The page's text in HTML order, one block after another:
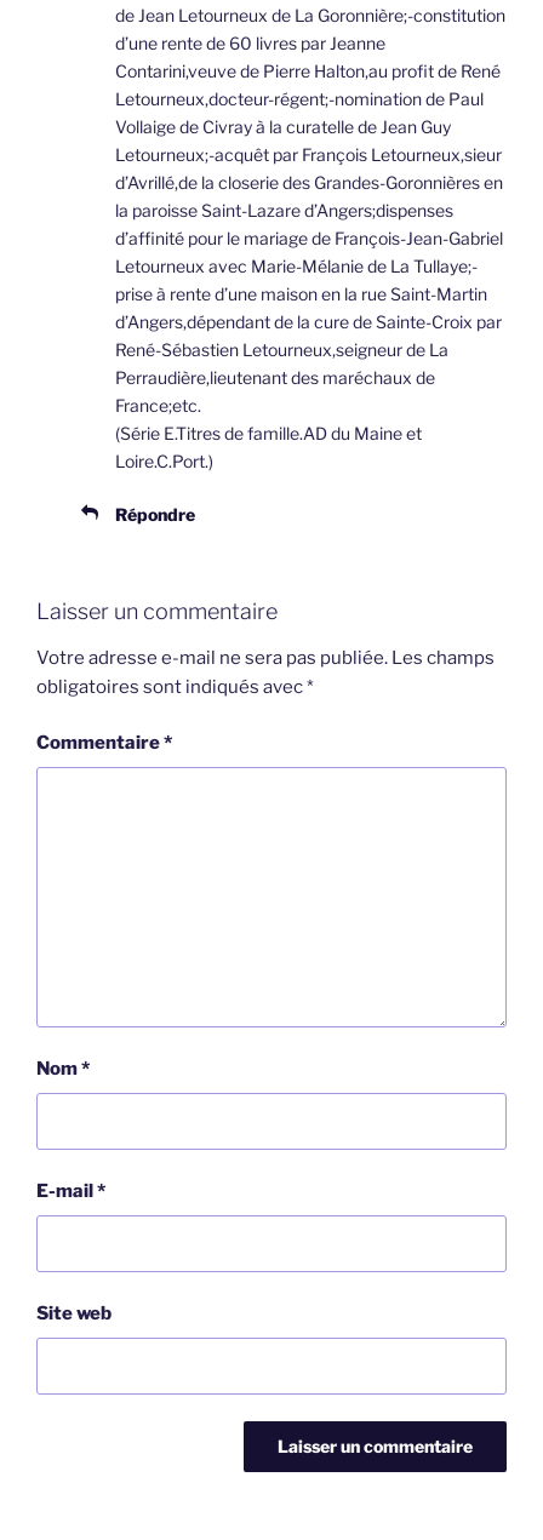
de Jean Letourneux de La Goronnière;-constitution
d’une rente de 60 livres par Jeanne
Contarini,veuve de Pierre Halton,au profit de René
Letourneux,docteur-régent;-nomination de Paul
Vollaige de Civray à la curatelle de Jean Guy
Letourneux;-acquêt par François Letourneux,sieur
d’Avrillé,de la closerie des Grandes-Goronnières en
la paroisse Saint-Lazare d’Angers;dispenses
d’affinité pour le mariage de François-Jean-Gabriel
Letourneux avec Marie-Mélanie de La Tullaye;-
prise à rente d’une maison en la rue Saint-Martin
d’Angers,dépendant de la cure de Sainte-Croix par
René-Sébastien Letourneux,seigneur de La
Perraudière,lieutenant des maréchaux de
France;etc.
(Série E.Titres de famille.AD du Maine et
Loire.C.Port.)
Répondre
Laisser un commentaire
Votre adresse e-mail ne sera pas publiée. Les champs
obligatoires sont indiqués avec*
Commentaire*
Nom*
E-mail*
Site web